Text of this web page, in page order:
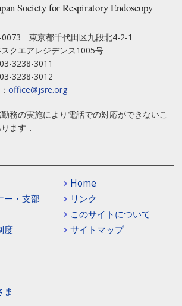
Society for Respiratory Endoscopy
0073 東京都千代田区九段北4-2-1
クエアレジデンス1005号
3238-3011
3238-3012
office@jsre.org
務の実施により電話での対応ができないこ
ます．
ー・支部
度
ま
Home
リンク
このサイトについて
サイトマップ